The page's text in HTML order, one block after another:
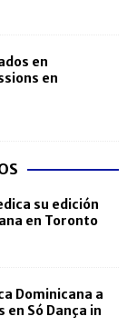
en
en
su edición
en Toronto
Dominicana a
Só Dança in